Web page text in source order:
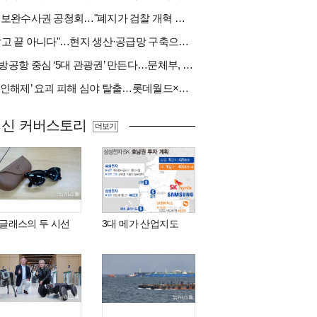
與 보완수사권 공청회…"폐지가 검찰 개혁 아냐" vs "보완수사권은 전면 재수사권"(종합)
"팔고 끝 아니다"…현지 생산·공급망 구축으로 글로벌 진입장벽 돌파[다시 나는 K방산②]
지방공항 중심 ‘5대 관광권’ 만든다…문체부, 수요조사 착수
‘봉인해제’ 요괴 피해 심야 탈출…롯데월드×당근
커버스토리
래스의 두 시선 3대 메가 산업지도
더보기